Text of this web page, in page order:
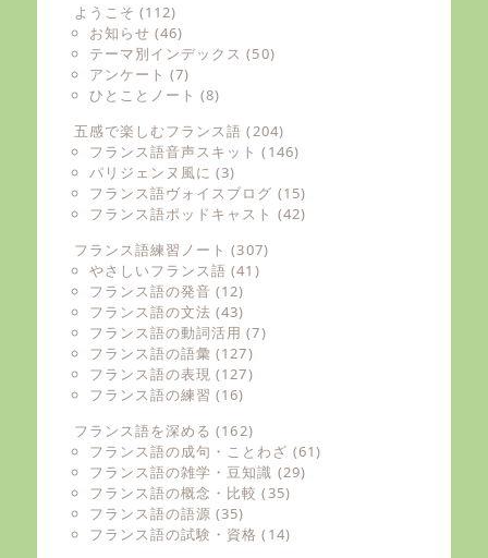
ようこそ (112)
お知らせ (46)
テーマ別インデックス (50)
アンケート (7)
ひとことノート (8)
五感で楽しむフランス語 (204)
フランス語音声スキット (146)
パリジェンヌ風に (3)
フランス語ヴォイスブログ (15)
フランス語ポッドキャスト (42)
フランス語練習ノート (307)
やさしいフランス語 (41)
フランス語の発音 (12)
フランス語の文法 (43)
フランス語の動詞活用 (7)
フランス語の語彙 (127)
フランス語の表現 (127)
フランス語の練習 (16)
フランス語を深める (162)
フランス語の成句・ことわざ (61)
フランス語の雑学・豆知識 (29)
フランス語の概念・比較 (35)
フランス語の語源 (35)
フランス語の試験・資格 (14)